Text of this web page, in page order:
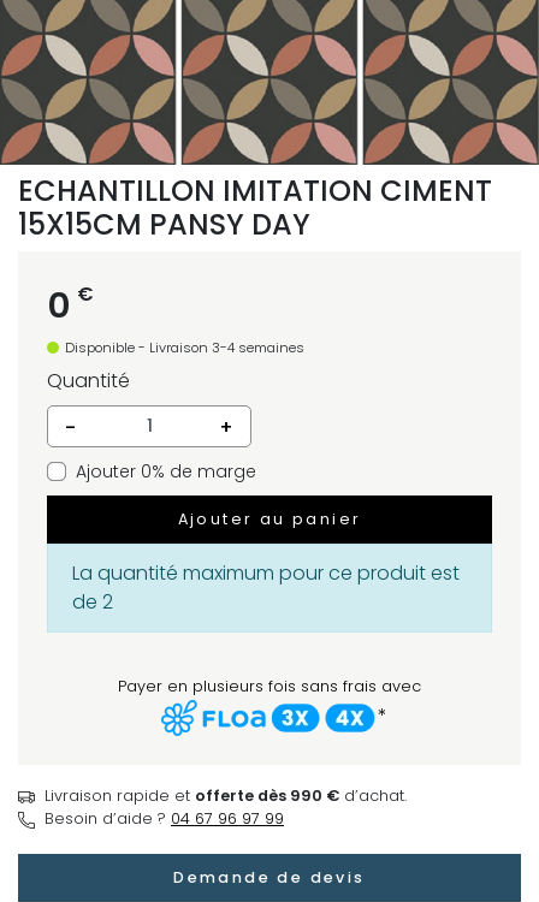
ECHANTILLON IMITATION CIMENT
15X15CM PANSY DAY
0 €
Disponible - Livraison 3-4 semaines
Quantité
-
+
Ajouter 0% de marge
Ajouter au panier
La quantité maximum pour ce produit est
de 2
Payer en plusieurs fois sans frais avec
*
Livraison rapide et offerte dès 990 € d’achat.
Besoin d’aide ? 04 67 96 97 99
Demande de devis